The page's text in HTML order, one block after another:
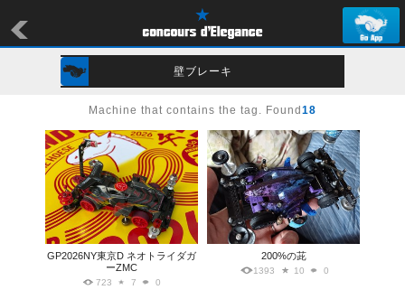
壁ブレーキ
Machine that contains the tag. Found 18
GP2026NY東京D ネオトライダガ
ーZMC
723 7 0
200%の茈
1393 10 0